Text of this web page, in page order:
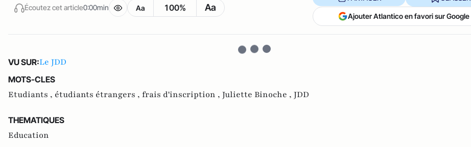
Écoutez cet article0:00min Aa 100% Aa
Ajouter Atlantico en favori sur Google
VU SUR:Le JDD
MOTS-CLES
Etudiants , étudiants étrangers , frais d'inscription , Juliette Binoche , JDD
THEMATIQUES
Education